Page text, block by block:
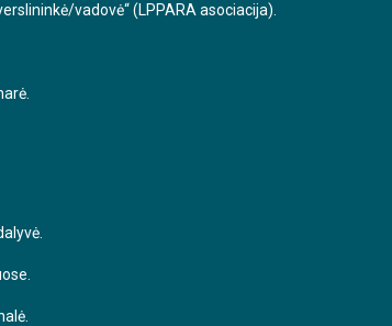
vadovė“ (LPPARA asociacija).